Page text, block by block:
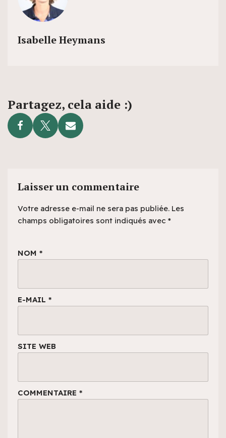
Isabelle Heymans
Partagez, cela aide :)
Laisser un commentaire
Votre adresse e-mail ne sera pas publiée. Les
champs obligatoires sont indiqués avec *
NOM *
E-MAIL *
SITE WEB
COMMENTAIRE *